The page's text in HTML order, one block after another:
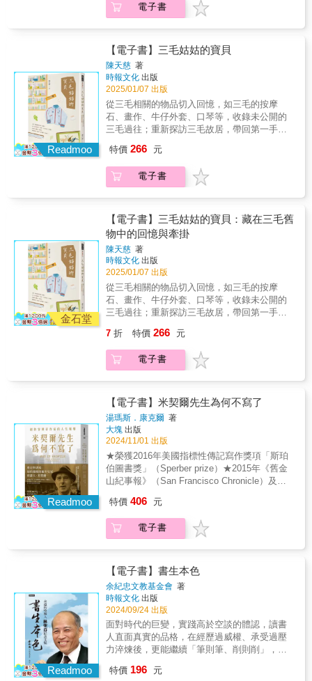
台灣文學、文化與傳播」暨林淇瀁教授榮退學
輯到文學論述，交織出向陽橫跨創作與評論、
文本與現場的身影。無論是作為書寫者、論述
者，或作為編輯與教育者，向陽始終以高度的
文化自覺與批判意識，參與台灣文學文化的建
構與重塑。他的詩作深植土地，書寫歷史記憶
與社會傷痕；其文化實踐亦跨足報導、媒體與
學術論述，展現跨界交織的創作能量。
學文化研究與創作領域。他十三歲便立志成為
一位詩人，學生時期加入詩社，而後出版多本
詩集，主編詩刊、報刊。他不僅是一位詩人、
編輯者、學者，還是多產的散文家、兒童文學
作家與報導文學實踐者。 而他的筆，也緊
緊地與台灣社會連繫在一起。在創作上，從二
二八、台灣農民運動、野百合學運、九二一大
地震與SARS，向陽透過詩作反映社會現實，並
帶有對台灣的關懷與愛；在編輯台上，他曾因
於戒嚴時期刊登政治色彩鮮明的作品，報刊遭
到查禁、本人被警總約談，卻仍不畏強權，讓
台灣的聲音在威權陰影下被看見、被聽
見。 向陽的多重角色、身分與視野，多年
下來累積了在文學、文化與社會之間豐富而立
體的貢獻。 本書輯錄「陽光升起的所在：
現代詩與童詩、到散文與報導文學、從副刊編
輯到文學論述，交織出向陽橫跨創作與評論、
文本與現場的身影。無論是作為書寫者、論述
者，或作為編輯與教育者，向陽始終以高度的
文化自覺與批判意識，參與台灣文學文化的建
構與重塑。他的詩作深植土地，書寫歷史記憶
與社會傷痕；其文化實踐亦跨足報導、媒體與
學術論述，展現跨界交織的創作能量。
分展現她幽默睿智的一面，大量借鑑歐美電影
電影史研究者河本美紀自稱是「非正統張
迷」，她看了張愛玲編寫的電影《情場如戰
場》、《六月新娘》和《小兒女》而迷上了張
愛玲的另一面，在影片首映相隔半世紀之後，
成為她最忠實的影迷。她去上海參觀了張愛玲
故居和老電影院，到香港看遍張愛玲參與的電
影與舞台劇，仔細翻查上海、香港、台灣、美
國和新加坡等地的報章雜誌，以及各地館藏張
愛玲文獻諸多未曾公開的檔案資料，逐字逐句
的《張愛玲的電影史》。二○二三年《張愛玲の
映画史》在日本出版，河本美紀親自翻譯成中
文，選擇在台灣推出中文版，希望最懂張愛玲
電子書
Readmoo
【電子書】三毛姑姑的寶貝
陳天慈 著
時報文化 出版
2025/01/07 出版
從三毛相關的物品切入回憶，如三毛的按摩
石、畫作、牛仔外套、口琴等，收錄未公開的
三毛過往；重新探訪三毛故居，帶回第一手故
法和經歷，每個人都會有自己獨一無二的人生
劇本，沒有人能做三毛，但是我們可以找到自
己的撒哈拉，或是身處一葉扁舟，也能怡然自
以三毛《我的寶貝》為發想，使用一些珍藏的
物件為引子，從物寫人，如姪女幫三毛按摩的
石頭、家中收藏的三毛畫作、贈予姪女的牛仔
外套與口琴，或是三毛友人珍藏的三毛圖書
館……用以物憶人的圖文書形式來介紹三毛留
給家人和朋友未發表過的物件，同時也有作者
生活上有意義的物件和身邊人物的連結。並在
二○二四年一月，作者前往撒哈拉沙漠，訪談了
三毛書中的人物，融入本書的創作中。 ※作者
親赴撒哈拉沙漠探訪三毛故居，訪談《撒哈拉
未公開的三毛故事及照片。【專文推薦】黃陳
田心（三毛大姊）王琄（作家／演員／主持
人）【強力推薦】朱宥勳（作家） 角子（作
珮珊（作家／主持人／幸福媒體人）鄭俊德
（閱讀人社群主編）
特價 266 元
電子書
金石堂
【電子書】三毛姑姑的寶貝：藏在三毛舊
物中的回憶與牽掛
陳天慈 著
時報文化 出版
2025/01/07 出版
從三毛相關的物品切入回憶，如三毛的按摩
石、畫作、牛仔外套、口琴等，收錄未公開的
三毛過往；重新探訪三毛故居，帶回第一手故
法和經歷，每個人都會有自己獨一無二的人生
劇本，沒有人能做三毛，但是我們可以找到自
己的撒哈拉，或是身處一葉扁舟，也能怡然自
以三毛《我的寶貝》為發想，使用一些珍藏的
物件為引子，從物寫人，如姪女幫三毛按摩的
石頭、家中收藏的三毛畫作、贈予姪女的牛仔
外套與口琴，或是三毛友人珍藏的三毛圖書
館……用以物憶人的圖文書形式來介紹三毛留
給家人和朋友未發表過的物件，同時也有作者
生活上有意義的物件和身邊人物的連結。並在
二○二四年一月，作者前往撒哈拉沙漠，訪談了
三毛書中的人物，融入本書的創作中。 ※作者
的故事》書中人物，帶回第一手故事。※收錄
未公開的三毛故事及照片。【專文推薦】黃陳
田心（三毛大姊）王琄（作家／演員／主持
家）連俞涵（作家／演員）許瑋甯（演員）張
珮珊（作家／主持人／幸福媒體人）鄭俊德
（閱讀人社群主編）
7 折 特價 266 元
電子書
Readmoo
【電子書】米契爾先生為何不寫了
湯瑪斯．康克爾 著
大塊 出版
2024/11/01 出版
★榮獲2016年美國指標性傳記寫作獎項「斯珀
伯圖書獎」（Sperber prize）★2015年《舊金
山紀事報》（San Francisco Chronicle）及
佳圖書名單★阿潑（文字工作者）、盧郁佳
（作家）、謝佩霓（藝評人／策展人）、顏擇
雅（作家）齊聲推薦遊走與書寫紐約邊緣的編
十餘年隻字未曾發表的寫作障礙。約瑟夫．米
契爾（Joseph Mitchel）是知名文學雜誌《紐約
客》（The New Yorker）早期的重要資產，幾
乎可以說他一人扛起了三〇年代晚期的《紐約
客》人物側寫專欄，並在四零、五零年代用他
多產且高品質的作品，以及領先時代的寫作方
法，成為該雜誌名聲最為響亮的作家之一，並
深深影響其後的記者與寫作者，如新新聞之父
湯姆・沃爾夫和《奇想之年》（The Year of
特價 406 元
電子書
Readmoo
【電子書】書生本色
余紀忠文教基金會 著
時報文化 出版
2024/09/24 出版
面對時代的巨變，實踐高於空談的體認，讀書
人直面真實的品格，在經歷過威權、承受過壓
力淬煉後，更能繼續「筆則筆、削則削」，足
頗深，亟需改革，社會力開始甦醒的時代。國
特價 196 元